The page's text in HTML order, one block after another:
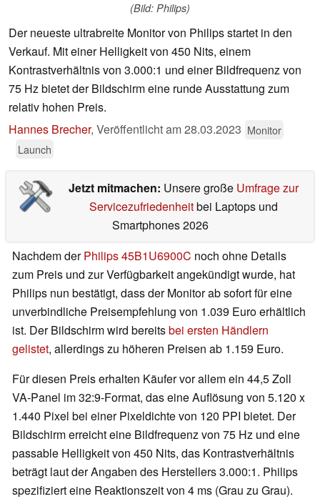
(Bild: Philips)
Der neueste ultrabreite Monitor von Philips startet in den
Verkauf. Mit einer Helligkeit von 450 Nits, einem
Kontrastverhältnis von 3.000:1 und einer Bildfrequenz von
75 Hz bietet der Bildschirm eine runde Ausstattung zum
relativ hohen Preis.
Hannes Brecher, Veröffentlicht am28.03.2023 Monitor
Launch
Jetzt mitmachen: Unsere große Umfrage zur
Servicezufriedenheitbei Laptops und
Smartphones 2026
Nachdem derPhilips 45B1U6900C noch ohne Details
zum Preis und zur Verfügbarkeit angekündigt wurde, hat
Philips nun bestätigt, dass der Monitor ab sofort für eine
unverbindliche Preisempfehlung von 1.039 Euro erhältlich
ist. Der Bildschirm wird bereitsbei ersten Händlern
gelistet, allerdings zu höheren Preisen ab 1.159 Euro.
Für diesen Preis erhalten Käufer vor allem ein 44,5 Zoll
VA-Panel im 32:9-Format, das eine Auflösung von 5.120 x
1.440 Pixel bei einer Pixeldichte von 120 PPI bietet. Der
Bildschirm erreicht eine Bildfrequenz von 75 Hz und eine
passable Helligkeit von 450 Nits, das Kontrastverhältnis
beträgt laut der Angaben des Herstellers 3.000:1. Philips
spezifiziert eine Reaktionszeit von 4 ms (Grau zu Grau).